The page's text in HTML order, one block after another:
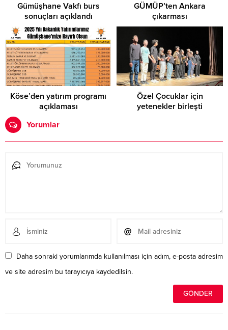
Gümüşhane Vakfı burs
sonuçları açıklandı
GÜMÜP’ten Ankara
çıkarması
Köse’den yatırım programı
açıklaması
Özel Çocuklar için
yetenekler birleşti
Yorumlar
Daha sonraki yorumlarımda kullanılması için adım, e-posta adresim
ve site adresim bu tarayıcıya kaydedilsin.